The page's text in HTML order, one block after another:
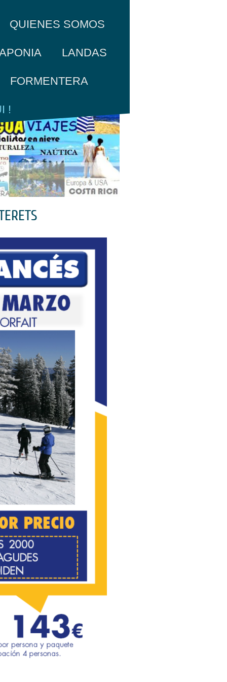
QUIENES SOMOS
LANDAS
FORMENTERA
!